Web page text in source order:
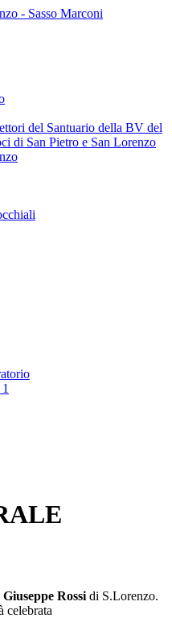
- Sasso Marconi
del Santuario della BV del
di San Pietro e San Lorenzo
Giuseppe Rossi di S.Lorenzo.
celebrata